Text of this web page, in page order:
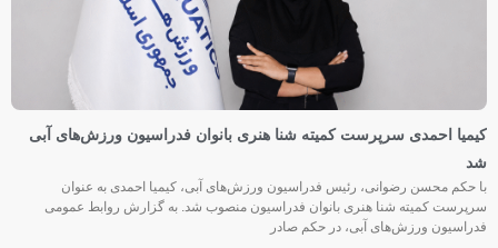
کیمیا احمدی سرپرست کمیته شنا هنری بانوان فدراسیون ورزش‌های آبی
شد
با حکم محسن رضوانی، رئیس فدراسیون ورزش‌های آبی، کیمیا احمدی به عنوان
سرپرست کمیته شنا هنری بانوان فدراسیون منصوب شد. به گزارش روابط عمومی
فدراسیون ورزش‌های آبی، در حکم صادر